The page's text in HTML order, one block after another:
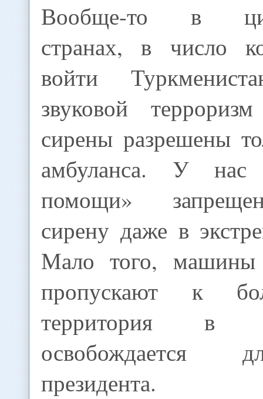
Вообще-то в
странах, в число
войти
звуковой
сирены разрешены
амбуланса. У
помощи»
сирену даже в
Мало того,
пропускают к
территория в
освобождается
президента.